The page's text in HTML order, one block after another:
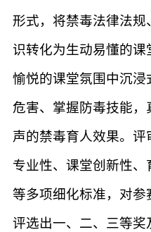
形式，将禁毒法律法规
识转化为生动易懂的
愉悦的课堂氛围中沉
危害、掌握防毒技能
声的禁毒育人效果。
专业性、课堂创新性
等多项细化标准，对
评选出一、二、三等奖